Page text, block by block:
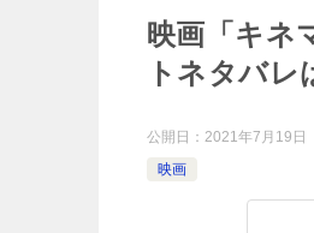
映画「キネ
トネタバレ
公開日： 2021年7月19日
映画